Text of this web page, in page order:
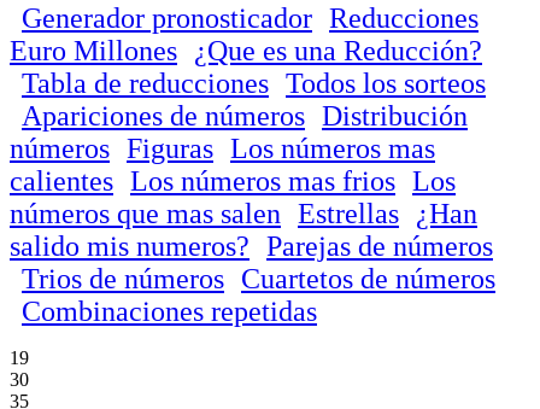
Generador pronosticador Reducciones
Euro Millones
¿Que es una Reducción?
Tabla de reducciones Todos los sorteos
Apariciones de números Distribución
números Figuras Los números mas
calientes Los números mas frios Los
números que mas salen Estrellas
¿Han
salido mis numeros? Parejas de números
Trios de números Cuartetos de números
Combinaciones repetidas
19
30
35